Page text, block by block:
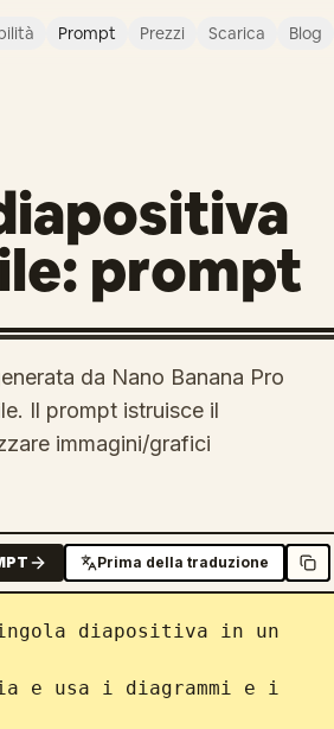
Prompt Prezzi Scarica Blog
prompt
da Nano Banana Pro
Il prompt istruisce il
immagini/grafici
Prima della traduzione
diapositiva in un
e usa i diagrammi e i